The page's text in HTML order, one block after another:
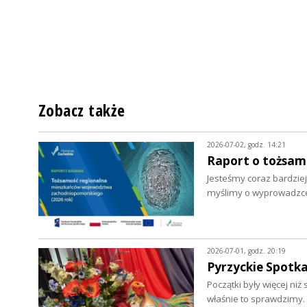
Zobacz także
2026-07-02, godz. 14:21
Raport o
Jesteśmy coraz
myślimy o
2026-07-01, godz. 20:19
Pyrzyckie
Początki były więcej
właśnie to